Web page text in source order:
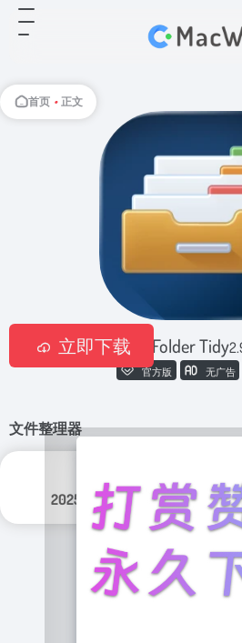
首页 • 正文
Folder Tidy
官方版 无广告
文件整理器
2025年 10月 14日
立即下载